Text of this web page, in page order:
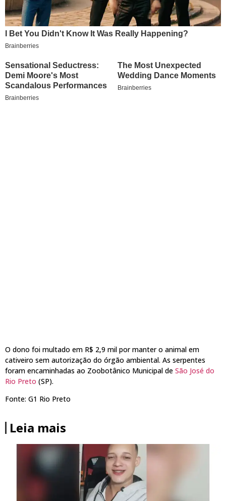
O dono foi multado em R$ 2,9 mil por manter o animal em
cativeiro sem autorização do órgão ambiental. As serpentes
foram encaminhadas ao Zoobotânico Municipal de São José do
Rio Preto (SP).
Fonte: G1 Rio Preto
Leia mais